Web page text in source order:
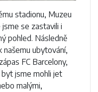
stadionu, Muzeu
jsme se zastavili i
pohled. Následně
našemu ubytování,
FC Barcelony,
jsme mohli jet
malými,